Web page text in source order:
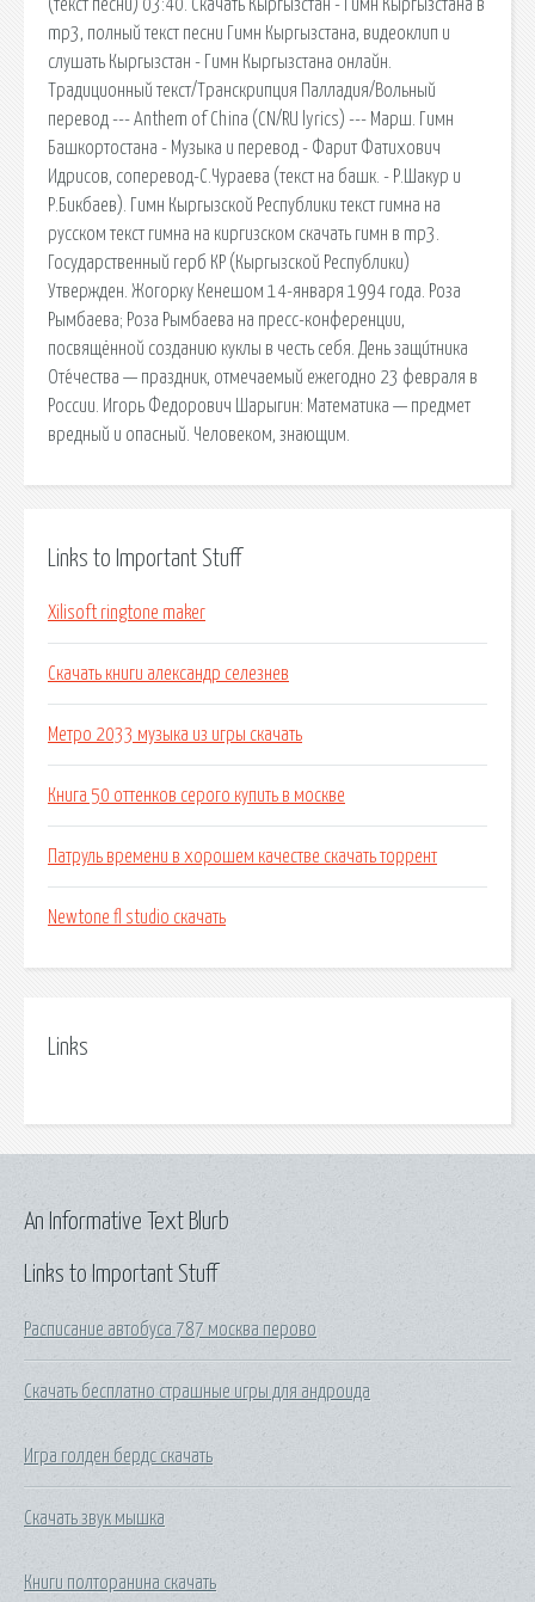
(текст песни) 03:40. Скачать Кыргызстан - Гимн Кыргызстана в
mp3, полный текст песни Гимн Кыргызстана, видеоклип и
слушать Кыргызстан - Гимн Кыргызстана онлайн.
Традиционный текст/Транскрипция Палладия/Вольный
перевод --- Anthem of China (CN/RU lyrics) --- Марш. Гимн
Башкортостана - Музыка и перевод - Фарит Фатихович
Идрисов, соперевод-С.Чураева (текст на башк. - Р.Шакур и
Р.Бикбаев). Гимн Кыргызской Республики текст гимна на
русском текст гимна на киргизском скачать гимн в mp3.
Государственный герб КР (Кыргызской Республики)
Утвержден. Жогорку Кенешом 14-января 1994 года. Роза
Рымбаева; Роза Рымбаева на пресс-конференции,
посвящённой созданию куклы в честь себя. День защи́тника
Оте́чества — праздник, отмечаемый ежегодно 23 февраля в
России. Игорь Федорович Шарыгин: Математика — предмет
вредный и опасный. Человеком, знающим.
Links to Important Stuff
Xilisoft ringtone maker
Скачать книги александр селезнев
Метро 2033 музыка из игры скачать
Книга 50 оттенков серого купить в москве
Патруль времени в хорошем качестве скачать торрент
Newtone fl studio скачать
Links
Links to Important Stuff
Расписание автобуса 787 москва перово
Скачать бесплатно страшные игры для андроида
Игра голден бердс скачать
Скачать звук мышка
Книги полторанина скачать
An Informative Text Blurb